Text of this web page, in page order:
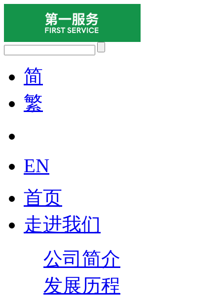
简
繁
EN
首页
走进我们
公司简介
发展历程